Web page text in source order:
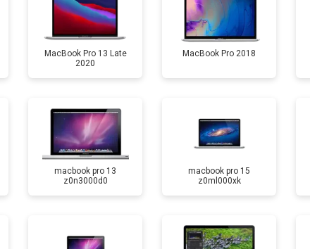
MacBook Pro 13 Late
2020
MacBook Pro 2018
macbook pro 13
z0n3000d0
macbook pro 15
z0ml000xk